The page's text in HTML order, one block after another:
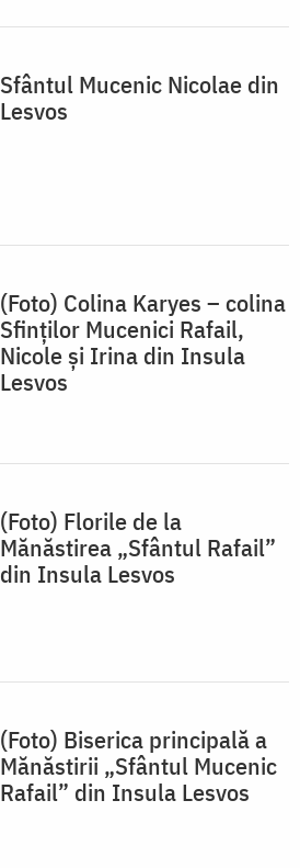
Sfântul Mucenic Nicolae din
Lesvos
(Foto) Colina Karyes – colina
Sfinților Mucenici Rafail,
Nicole și Irina din Insula
Lesvos
(Foto) Florile de la
Mănăstirea „Sfântul Rafail”
din Insula Lesvos
(Foto) Biserica principală a
Mănăstirii „Sfântul Mucenic
Rafail” din Insula Lesvos